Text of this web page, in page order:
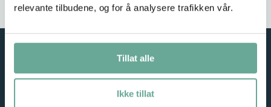
relevante tilbudene, og for å analysere trafikken vår.
Tillat alle
Ikke tillat
Service i fokus Høy kvalitet